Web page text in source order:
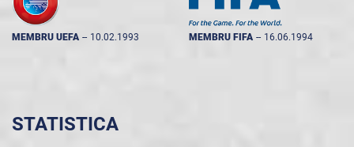
MEMBRU UEFA -- 10.02.1993 MEMBRU FIFA -- 16.06.1994
STATISTICA